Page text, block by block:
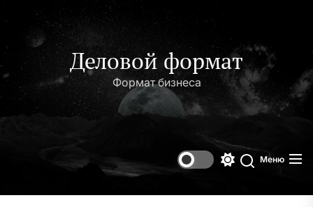
содержимому
Деловой формат
Формат бизнеса
Поиск
Меню